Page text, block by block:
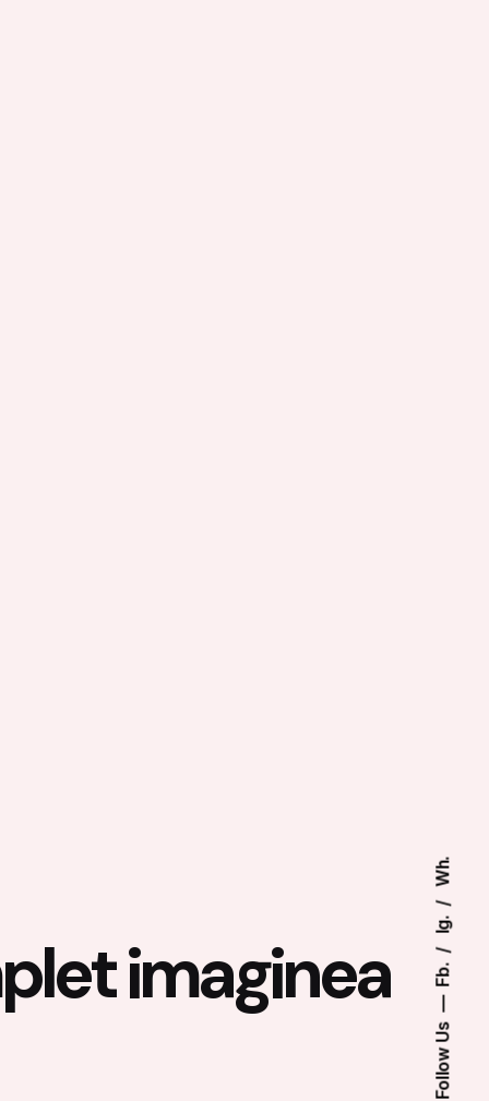
Follow Us
Fb.
Ig.
Wh.
imaginea